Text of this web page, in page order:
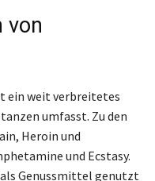
von
ein weit verbreitetes
umfasst. Zu den
Heroin und
und Ecstasy.
Genussmittel genutzt